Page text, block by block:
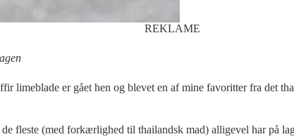
REKLAME
limeblade er gået hen og blevet en af mine favoritter fra det
de fleste (med forkærlighed til thailandsk mad) alligevel har på